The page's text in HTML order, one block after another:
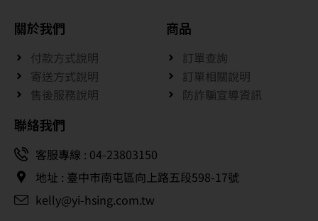
關於我們
付款方式說明
寄送方式說明
售後服務說明
商品
訂單查詢
訂單相關說明
防詐騙宣導資訊
聯絡我們
客服專線 : 04-23803150
地址 : 臺中市南屯區向上路五段598-17號
kelly@yi-hsing.com.tw